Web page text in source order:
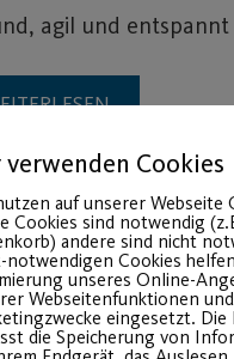
agil und
Cookies
auf unserer Webseite
Cookies sind notwendig
andere sind nicht
notwendigen Cookies
unseres Online-
Webseitenfunktionen
eingesetzt. Die
die Speicherung von